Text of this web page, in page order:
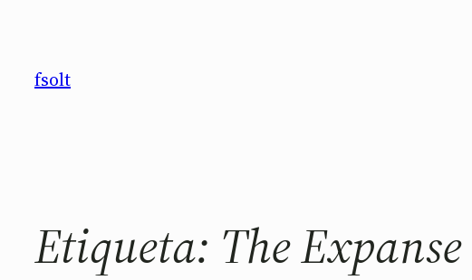
contenido
fsolt
Etiqueta: The Expanse